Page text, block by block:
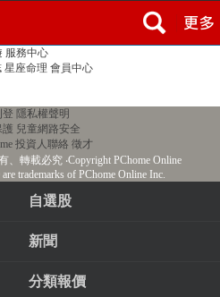
服務中心
星座命理 會員中心
登 隱私權聲明
護 兒童網路安全
投資人聯絡 徵才
、轉載必究‧Copyright PChome Online
trademarks of PChome Online Inc.
自選股
新聞
分類報價